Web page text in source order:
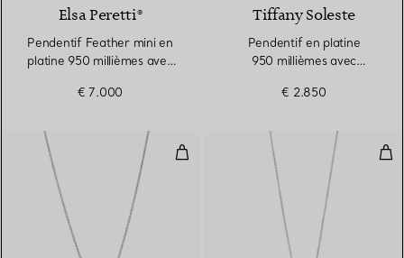
Elsa Peretti®
Pendentif Feather mini en
platine 950 millièmes avec
€ 7.000
Tiffany Soleste
Pendentif en platine
950 millièmes avec
€ 2.850
Pendentif